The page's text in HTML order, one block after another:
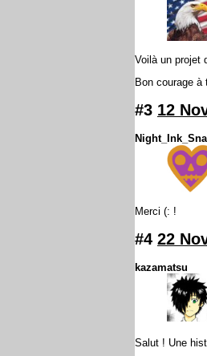
Voilà un projet
Bon courage à
#3 12
Merci (: !
#4 22
kazamatsu
Salut ! Une